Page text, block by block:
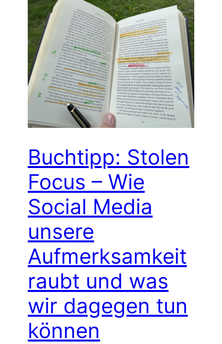
Buchtipp: Stolen
Focus – Wie
Social Media
unsere
Aufmerksamkeit
raubt und was
wir dagegen tun
können